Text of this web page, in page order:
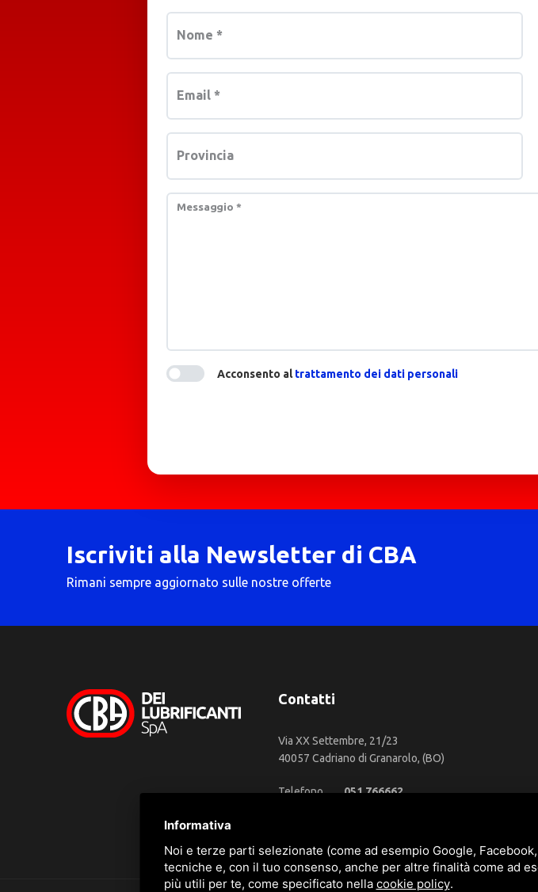
Nome *
Email *
Provincia
Messaggio *
Acconsento altrattamento dei dati personali
Iscriviti alla Newsletter di CBA
Rimani sempre aggiornato sulle nostre offerte
Contatti
Via XX Settembre, 21/23
40057 Cadriano di Granarolo, (BO)
Telefono
051 766662
Informativa
Noi e terze parti selezionate (come ad esempio Google,
tecniche e, con il tuo consenso, anche per altre finalità come ad
più utili per te, come specificato nella cookie policy.